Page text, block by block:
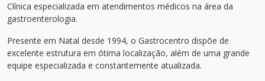
Clínica especializada em atendimentos médicos na área da
gastroenterologia.
Presente em Natal desde 1994, o Gastrocentro dispõe de
excelente estrutura em ótima localização, além de uma grande
equipe especializada e constantemente atualizada.